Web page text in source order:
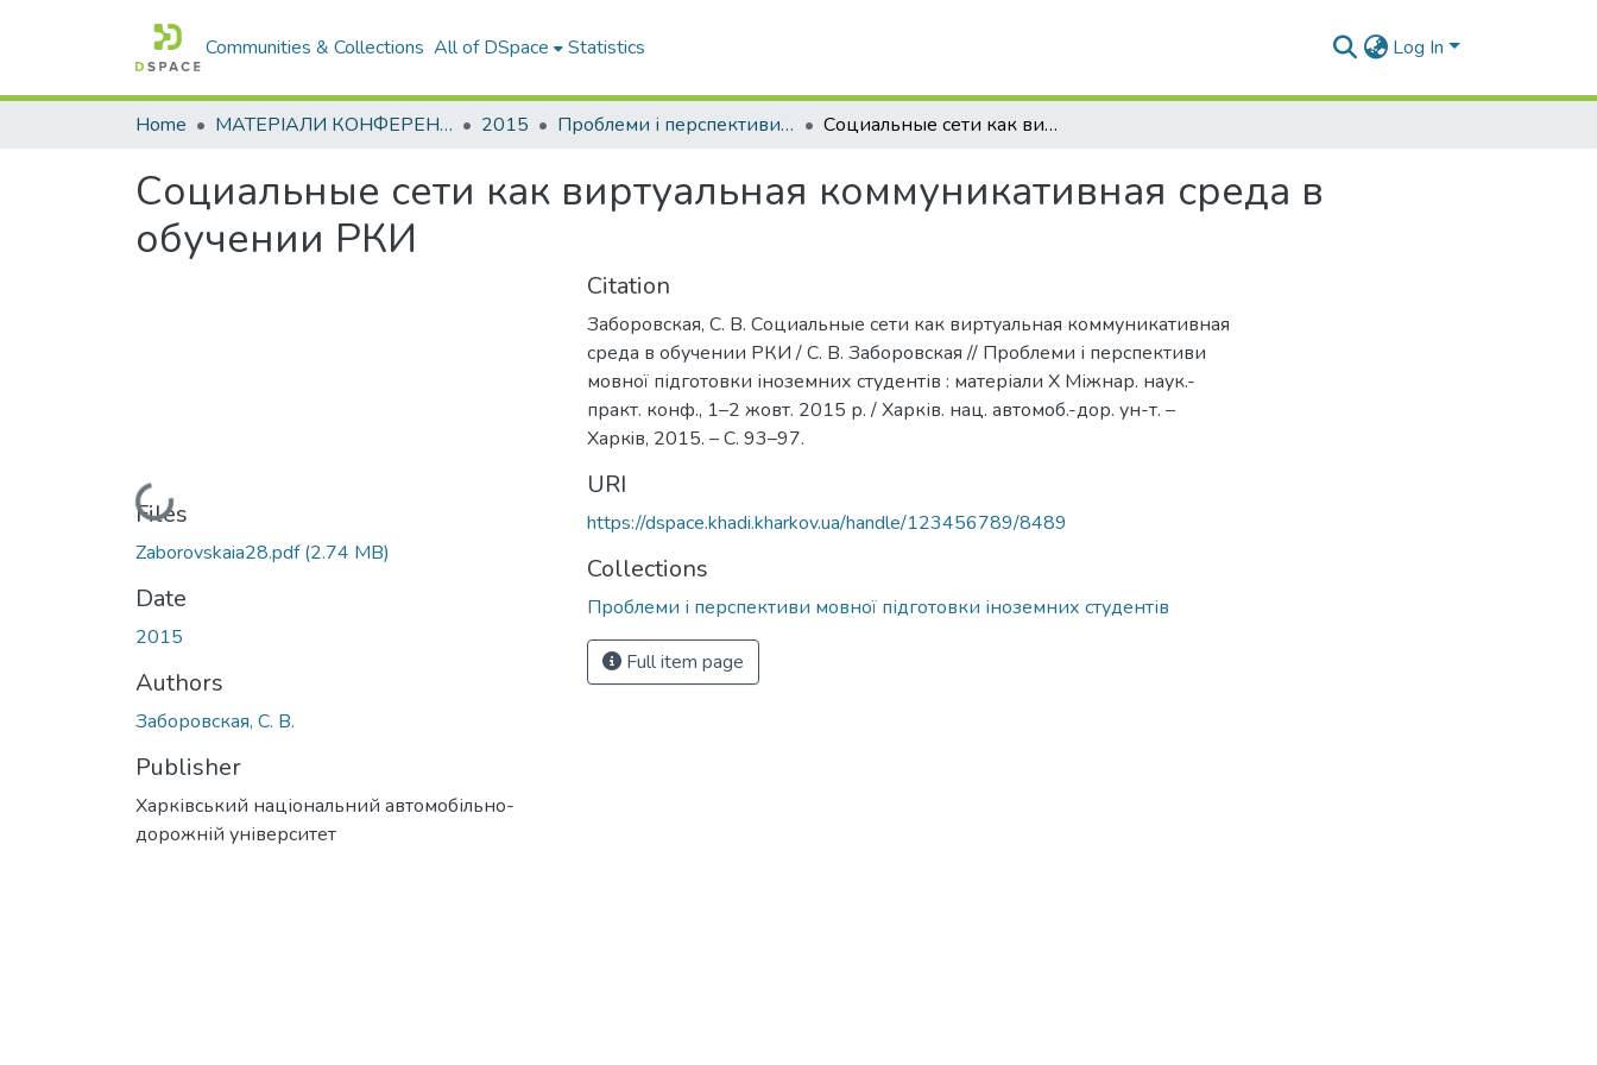
Communities & Collections All of DSpace Statistics Log In
Home МАТЕРІАЛИ КОНФЕРЕНЦІЙ 2015 Проблеми і перспективи мовної підготовки іноземних студентів Социальные сети как виртуальная коммуникативная среда в обучении РКИ
Социальные сети как виртуальная коммуникативная среда в
обучении РКИ
Loading...
Files
Zaborovskaia28.pdf(2.74 MB)
Date
2015
Authors
Заборовская, С. В.
Publisher
Харківський національний автомобільно-
дорожній університет
Citation
Заборовская, С. В. Социальные сети как виртуальная коммуникативная
среда в обучении РКИ / С. В. Заборовская // Проблеми і перспективи
мовної підготовки іноземних студентів : матеріали Х Міжнар. наук.-
практ. конф., 1–2 жовт. 2015 р. / Харків. нац. автомоб.-дор. ун-т. –
Харкiв, 2015. – С. 93–97.
URI
https://dspace.khadi.kharkov.ua/handle/123456789/8489
Collections
Проблеми і перспективи мовної підготовки іноземних студентів
Full item page